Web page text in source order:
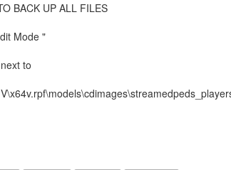
BACK UP ALL FILES
Mode "
to